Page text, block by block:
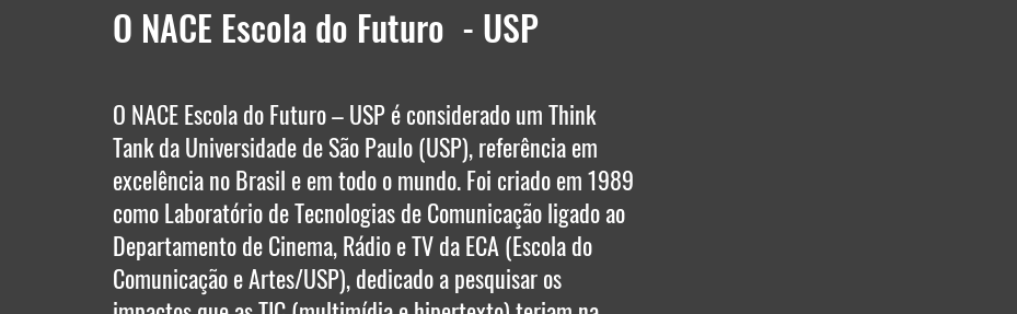
O NACE Escola do Futuro - USP
O NACE Escola do Futuro – USP é considerado um Think
Tank da Universidade de São Paulo (USP), referência em
excelência no Brasil e em todo o mundo. Foi criado em 1989
como Laboratório de Tecnologias de Comunicação ligado ao
Departamento de Cinema, Rádio e TV da ECA (Escola do
Comunicação e Artes/USP), dedicado a pesquisar os